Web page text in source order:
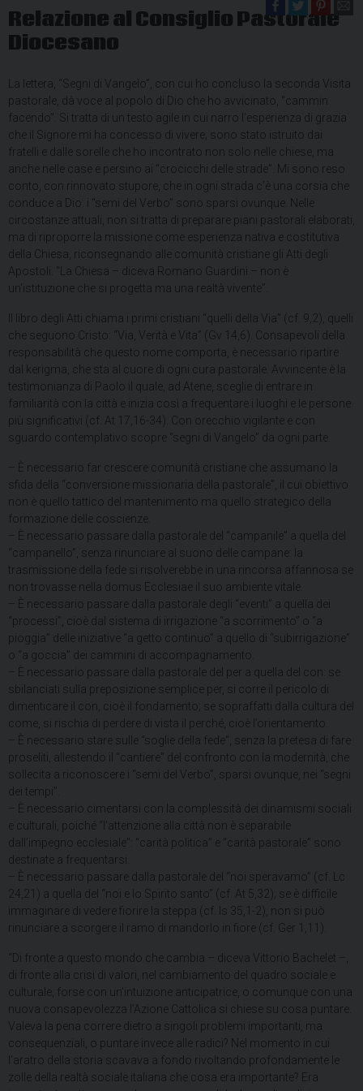
Relazione al Consiglio Pastorale
Diocesano
La lettera, “Segni di Vangelo”, con cui ho concluso la seconda Visita
pastorale, dà voce al popolo di Dio che ho avvicinato, “cammin
facendo”. Si tratta di un testo agile in cui narro l’esperienza di grazia
che il Signore mi ha concesso di vivere; sono stato istruito dai
fratelli e dalle sorelle che ho incontrato non solo nelle chiese, ma
anche nelle case e persino ai “crocicchi delle strade”. Mi sono reso
conto, con rinnovato stupore, che in ogni strada c’è una corsia che
conduce a Dio: i “semi del Verbo” sono sparsi ovunque. Nelle
circostanze attuali, non si tratta di preparare piani pastorali elaborati,
ma di riproporre la missione come esperienza nativa e costitutiva
della Chiesa, riconsegnando alle comunità cristiane gli Atti degli
Apostoli. “La Chiesa – diceva Romano Guardini – non è
un’istituzione che si progetta ma una realtà vivente”.
Il libro degli Atti chiama i primi cristiani “quelli della Via” (cf. 9,2), quelli
che seguono Cristo: “Via, Verità e Vita” (Gv 14,6). Consapevoli della
responsabilità che questo nome comporta, è necessario ripartire
dal kerigma, che sta al cuore di ogni cura pastorale. Avvincente è la
testimonianza di Paolo il quale, ad Atene, sceglie di entrare in
familiarità con la città e inizia così a frequentare i luoghi e le persone
più significativi (cf. At 17,16-34). Con orecchio vigilante e con
sguardo contemplativo scopre “segni di Vangelo” da ogni parte.
– È necessario far crescere comunità cristiane che assumano la
sfida della “conversione missionaria della pastorale”, il cui obiettivo
non è quello tattico del mantenimento ma quello strategico della
formazione delle coscienze.
– È necessario passare dalla pastorale del “campanile” a quella del
“campanello”, senza rinunciare al suono delle campane: la
trasmissione della fede si risolverebbe in una rincorsa affannosa se
non trovasse nella domus Ecclesiae il suo ambiente vitale.
– È necessario passare dalla pastorale degli “eventi” a quella dei
“processi”, cioè dal sistema di irrigazione “a scorrimento” o “a
pioggia” delle iniziative “a getto continuo” a quello di “subirrigazione”
o “a goccia” dei cammini di accompagnamento.
– È necessario passare dalla pastorale del per a quella del con: se
sbilanciati sulla preposizione semplice per, si corre il pericolo di
dimenticare il con, cioè il fondamento; se sopraffatti dalla cultura del
come, si rischia di perdere di vista il perché, cioè l’orientamento.
– È necessario stare sulle “soglie della fede”, senza la pretesa di fare
proseliti, allestendo il “cantiere” del confronto con la modernità, che
sollecita a riconoscere i “semi del Verbo”, sparsi ovunque, nei “segni
dei tempi”.
– È necessario cimentarsi con la complessità dei dinamismi sociali
e culturali, poiché “l’attenzione alla città non è separabile
dall’impegno ecclesiale”: “carità politica” e “carità pastorale” sono
destinate a frequentarsi.
– È necessario passare dalla pastorale del “noi speravamo” (cf. Lc
24,21) a quella del “noi e lo Spirito santo” (cf. At 5,32); se è difficile
immaginare di vedere fiorire la steppa (cf. Is 35,1-2), non si può
rinunciare a scorgere il ramo di mandorlo in fiore (cf. Ger 1,11).
“Di fronte a questo mondo che cambia – diceva Vittorio Bachelet –,
di fronte alla crisi di valori, nel cambiamento del quadro sociale e
culturale, forse con un’intuizione anticipatrice, o comunque con una
nuova consapevolezza l’Azione Cattolica si chiese su cosa puntare.
Valeva la pena correre dietro a singoli problemi importanti, ma
consequenziali, o puntare invece alle radici? Nel momento in cui
l’aratro della storia scavava a fondo rivoltando profondamente le
zolle della realtà sociale italiana che cosa era importante? Era